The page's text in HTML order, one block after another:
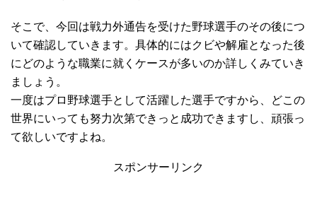
そこで、今回は戦力外通告を受けた野球選手のその後につ
いて確認していきます。具体的にはクビや解雇となった後
にどのような職業に就くケースが多いのか詳しくみていき
ましょう。
一度はプロ野球選手として活躍した選手ですから、どこの
世界にいっても努力次第できっと成功できますし、頑張っ
て欲しいですよね。
スポンサーリンク